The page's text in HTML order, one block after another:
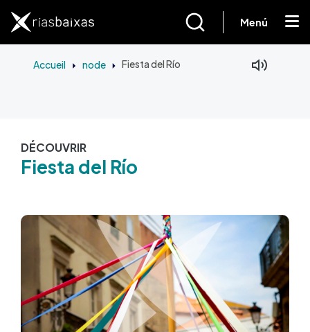
Menú
Accueil node Fiesta del Río
DÉCOUVRIR
Fiesta del Río
Image